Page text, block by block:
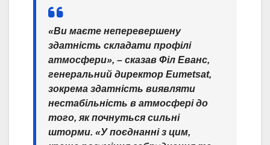
«Ви маєте неперевершену
здатність складати профілі
атмосфери», – сказав Філ Еванс,
генеральний директор Eumetsat,
зокрема здатність виявляти
нестабільність в атмосфері до
того, як почнуться сильні
шторми. «У поєднанні з цим,